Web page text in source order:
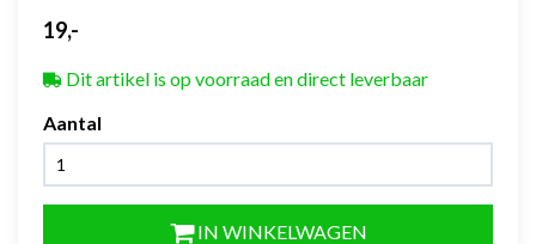
19,-
Dit artikel is op voorraad en direct leverbaar
Aantal
IN WINKELWAGEN